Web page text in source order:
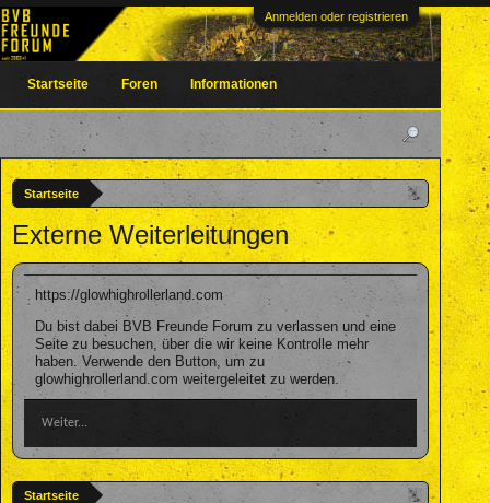
Anmelden oder registrieren
Startseite
Externe Weiterleitungen
https://glowhighrollerland.com
Du bist dabei BVB Freunde Forum zu verlassen und eine
Seite zu besuchen, über die wir keine Kontrolle mehr
haben. Verwende den Button, um zu
glowhighrollerland.com weitergeleitet zu werden.
Weiter...
Startseite
Startseite Foren Informationen